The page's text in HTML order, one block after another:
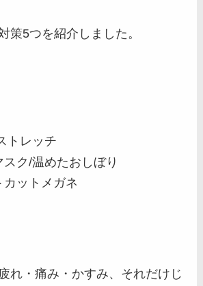
策5つを紹介しました。
トレッチ
ク/温めたおしぼり
ットメガネ
れ・痛み・かすみ、それだけじ